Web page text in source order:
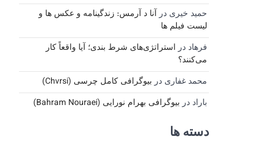
حمید خیری درآنا د آرمس: زندگینامه و عکس ها و
لیست فیلم ها
فرهاددراستراتژی‌های شرط بندی؛ آیا واقعاً کار
می‌کنند؟
محمد غفاری دربیوگرافی کامل چرسی (Chvrsi)
باراددربیوگرافی بهرام نورایی (Bahram Nouraei)
دسته ها